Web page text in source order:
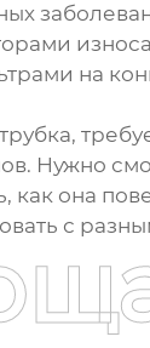
на
Нужно
она
с